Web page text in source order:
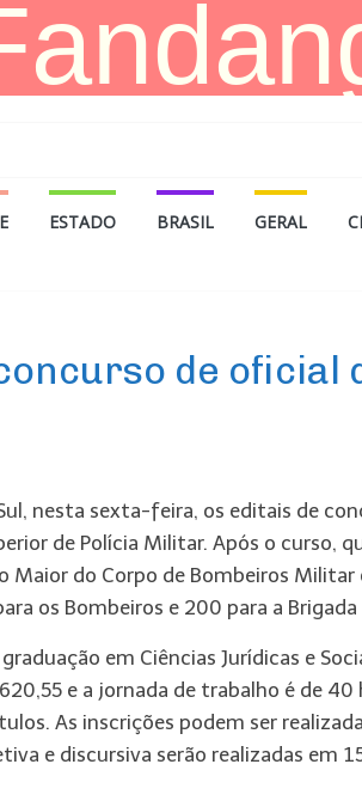
ESTADO BRASIL GERAL
de oficial
nesta sexta-feira, os editais de
de Polícia Militar. Após o curso,
do Corpo de Bombeiros Militar
os Bombeiros e 200 para a
em Ciências Jurídicas e
e a jornada de trabalho é de 40
As inscrições podem ser
e discursiva serão realizadas em